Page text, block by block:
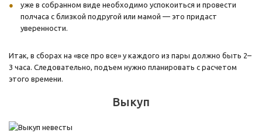
уже в собранном виде необходимо успокоиться и провести
полчаса с близкой подругой или мамой — это придаст
уверенности.
Итак, в сборах на «все про все» у каждого из пары должно быть 2–
3 часа. Следовательно, подъем нужно планировать с расчетом
этого времени.
Выкуп